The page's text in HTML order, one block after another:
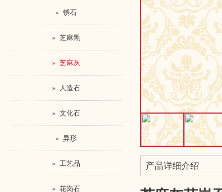
» 锈石
» 芝麻黑
» 芝麻灰
» 人造石
» 文化石
» 异形
» 工艺品
» 花岗石
产品详细介绍